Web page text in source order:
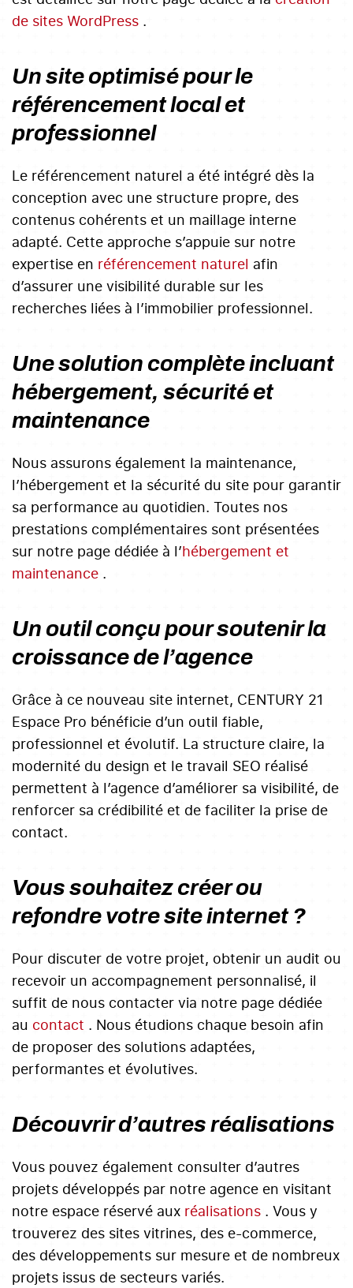
de sites WordPress .
Un site optimisé pour le
référencement local et
professionnel
Le référencement naturel a été intégré dès la
conception avec une structure propre, des
contenus cohérents et un maillage interne
adapté. Cette approche s’appuie sur notre
expertise en référencement naturel afin
d’assurer une visibilité durable sur les
recherches liées à l’immobilier professionnel.
Une solution complète incluant
hébergement, sécurité et
maintenance
Nous assurons également la maintenance,
l’hébergement et la sécurité du site pour garantir
sa performance au quotidien. Toutes nos
prestations complémentaires sont présentées
sur notre page dédiée à l’hébergement et
maintenance .
Un outil conçu pour soutenir la
croissance de l’agence
Grâce à ce nouveau site internet, CENTURY 21
Espace Pro bénéficie d’un outil fiable,
professionnel et évolutif. La structure claire, la
modernité du design et le travail SEO réalisé
permettent à l’agence d’améliorer sa visibilité, de
renforcer sa crédibilité et de faciliter la prise de
contact.
Vous souhaitez créer ou
refondre votre site internet ?
Pour discuter de votre projet, obtenir un audit ou
recevoir un accompagnement personnalisé, il
suffit de nous contacter via notre page dédiée
au contact . Nous étudions chaque besoin afin
de proposer des solutions adaptées,
performantes et évolutives.
Découvrir d’autres réalisations
Vous pouvez également consulter d’autres
projets développés par notre agence en visitant
notre espace réservé aux réalisations . Vous y
trouverez des sites vitrines, des e-commerce,
des développements sur mesure et de nombreux
projets issus de secteurs variés.